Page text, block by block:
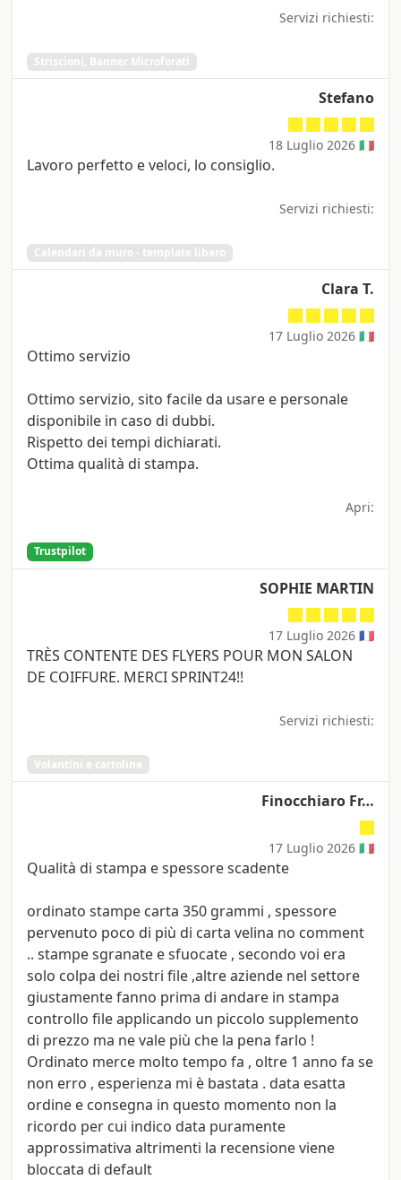
Servizi richiesti:
Striscioni, Banner Microforati
Stefano
18 Luglio 2026 🇮🇹
Lavoro perfetto e veloci, lo consiglio.
Servizi richiesti:
Calendari da muro - template libero
Clara T.
17 Luglio 2026 🇮🇹
Ottimo servizio
Ottimo servizio, sito facile da usare e personale
disponibile in caso di dubbi.
Rispetto dei tempi dichiarati.
Ottima qualità di stampa.
Apri:
Trustpilot
SOPHIE MARTIN
17 Luglio 2026 🇫🇷
TRÈS CONTENTE DES FLYERS POUR MON SALON
DE COIFFURE. MERCI SPRINT24!!
Servizi richiesti:
Volantini e cartoline
Finocchiaro Fr…
17 Luglio 2026 🇮🇹
Qualità di stampa e spessore scadente
ordinato stampe carta 350 grammi , spessore
pervenuto poco di più di carta velina no comment
.. stampe sgranate e sfuocate , secondo voi era
solo colpa dei nostri file ,altre aziende nel settore
giustamente fanno prima di andare in stampa
controllo file applicando un piccolo supplemento
di prezzo ma ne vale più che la pena farlo !
Ordinato merce molto tempo fa , oltre 1 anno fa se
non erro , esperienza mi è bastata . data esatta
ordine e consegna in questo momento non la
ricordo per cui indico data puramente
approssimativa altrimenti la recensione viene
bloccata di default